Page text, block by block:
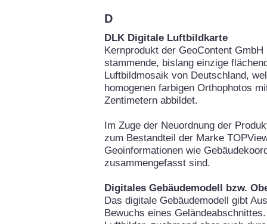
D
DLK Digitale Luftbildkarte
Kernprodukt der GeoContent
stammende, bislang einzige
Luftbildmosaik von Deutschland,
homogenen farbigen Orthophotos
Zentimetern abbildet.
Im Zuge der Neuordnung der
zum Bestandteil der Marke
Geoinformationen wie
zusammengefasst sind.
Digitales Gebäudemodell bzw.
Das digitale Gebäudemodell gibt
Bewuchs eines